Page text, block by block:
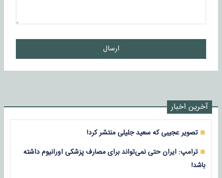
ارسال
آخرین اخبار
تصویر عجیبی که سعید جلیلی منتشر کرد!
ترامپ: ایران حتی نمی‌تواند برای مصارف پزشکی اورانیوم داشته
باشد!